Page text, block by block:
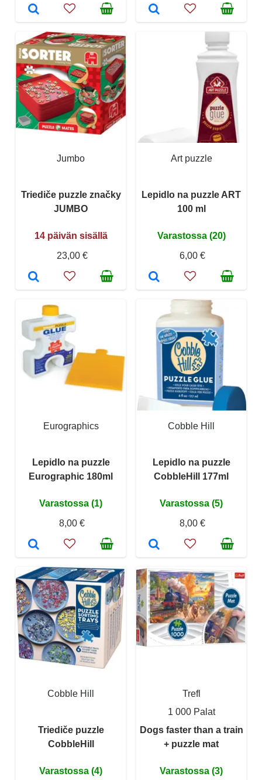
Jumbo
Triediče puzzle značky
JUMBO
14 päivän sisällä
23,00 €
Art puzzle
Lepidlo na puzzle ART
100 ml
Varastossa (20)
6,00 €
Eurographics
Lepidlo na puzzle
Eurographic 180ml
Varastossa (1)
8,00 €
Cobble Hill
Lepidlo na puzzle
CobbleHill 177ml
Varastossa (5)
8,00 €
Cobble Hill
Triediče puzzle
CobbleHill
Varastossa (4)
Trefl
1 000 Palat
Dogs faster than a train
+ puzzle mat
Varastossa (3)